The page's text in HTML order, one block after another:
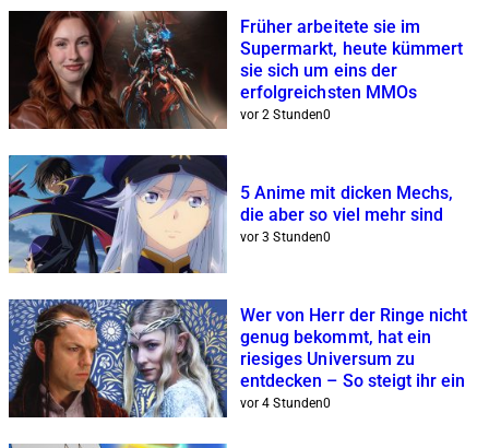
Früher arbeitete sie im
Supermarkt, heute kümmert
sie sich um eins der
erfolgreichsten MMOs
vor 2 Stunden0
5 Anime mit dicken Mechs,
die aber so viel mehr sind
vor 3 Stunden0
Wer von Herr der Ringe nicht
genug bekommt, hat ein
riesiges Universum zu
entdecken – So steigt ihr ein
vor 4 Stunden0